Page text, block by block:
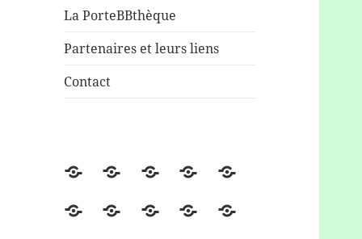
La PorteBBthèque
Partenaires et leurs liens
Contact
La
Boîte
à
Agenda/
Évènements,ATELIERS
COLLECTIFS
Café
maternage,
parentalité
Durant
la
grossesse
Soins/massages
après
la
Portage/AteliersSophrologie
AteliersKIFFE